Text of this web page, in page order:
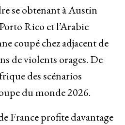
se obtenant à Austin
Rico et l’Arabie
coupé chez adjacent de
de violents orages. De
des scénarios
du monde 2026.
France profite davantage